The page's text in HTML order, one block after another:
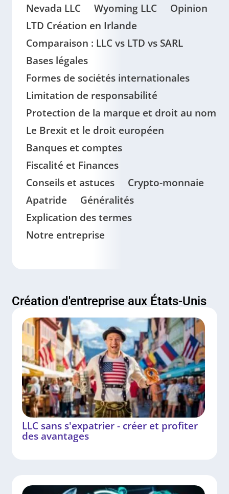
Nevada LLC
Wyoming LLC
Opinion
LTD Création en Irlande
Comparaison : LLC vs LTD vs SARL
Bases légales
Formes de sociétés internationales
Limitation de responsabilité
Protection de la marque et droit au nom
Le Brexit et le droit européen
Banques et comptes
Fiscalité et Finances
Conseils et astuces
Crypto-monnaie
Apatride
Généralités
Explication des termes
Notre entreprise
Création d'entreprise aux États-Unis
LLC sans s'expatrier - créer et profiter
des avantages